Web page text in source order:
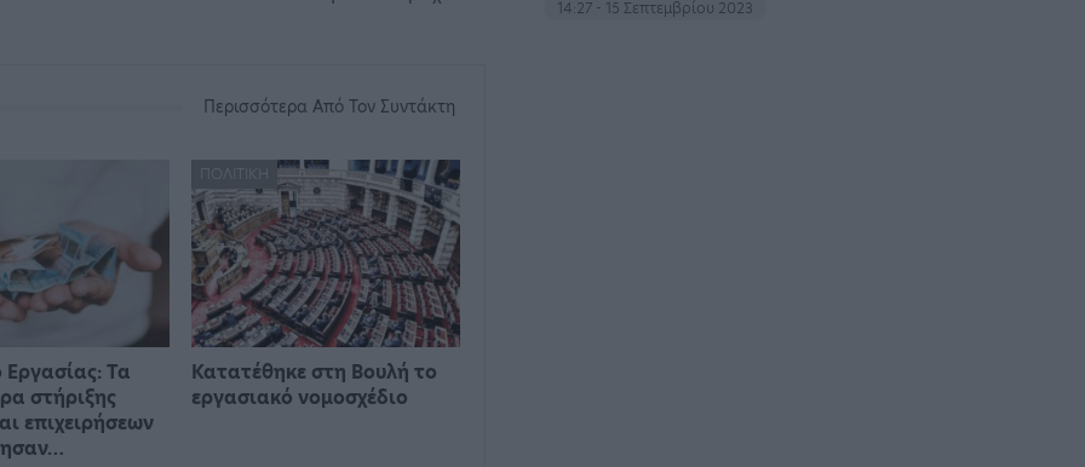
Περισσότερα Από Τον Συντάκτη
Εργασίας: Τα
στήριξης
επιχειρήσεων
ΠΟΛΙΤΙΚΉ
Κατατέθηκε στη Βουλή το
εργασιακό νομοσχέδιο
14:27 - 15 Σεπτεμβρίου 2023